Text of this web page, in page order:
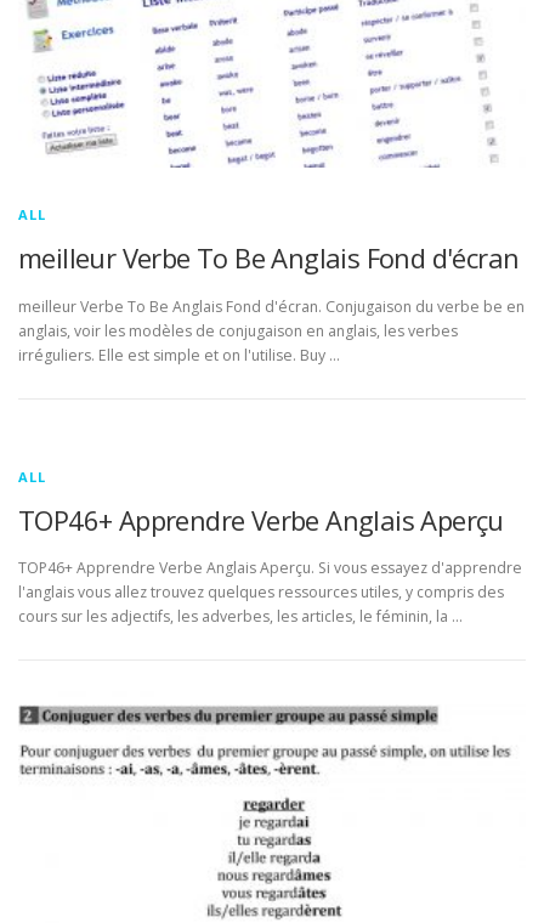
ALL
meilleur Verbe To Be Anglais Fond d'écran
meilleur Verbe To Be Anglais Fond d'écran. Conjugaison du verbe be en
anglais, voir les modèles de conjugaison en anglais, les verbes
irréguliers. Elle est simple et on l'utilise. Buy …
ALL
TOP46+ Apprendre Verbe Anglais Aperçu
TOP46+ Apprendre Verbe Anglais Aperçu. Si vous essayez d'apprendre
l'anglais vous allez trouvez quelques ressources utiles, y compris des
cours sur les adjectifs, les adverbes, les articles, le féminin, la …